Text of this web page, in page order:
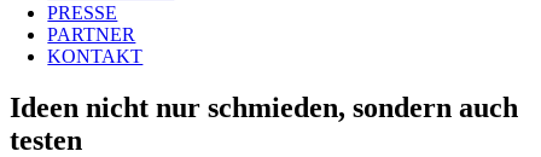
PRESSE
PARTNER
KONTAKT
Ideen nicht nur schmieden, sondern auch
testen